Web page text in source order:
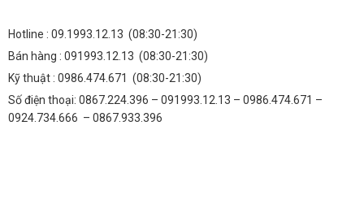
Hotline : 09.1993.12.13 (08:30-21:30)
Bán hàng : 091993.12.13 (08:30-21:30)
Kỹ thuật : 0986.474.671 (08:30-21:30)
Số điện thoại: 0867.224.396 – 091993.12.13 – 0986.474.671 –
0924.734.666 – 0867.933.396